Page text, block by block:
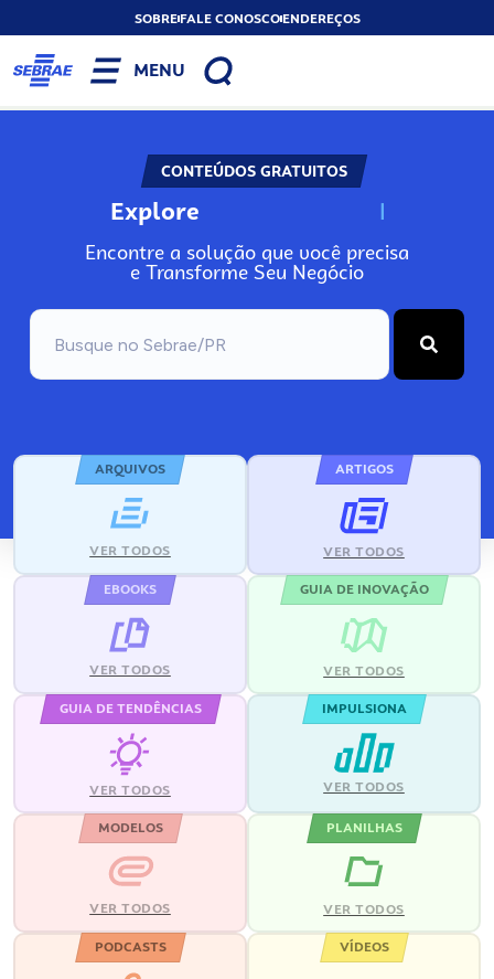
SOBREFALE CONOSCOENDEREÇOS
MENU
CONTEÚDOS GRATUITOS
Explore N
Encontre a solução que você precisa
e Transforme Seu Negócio
ARQUIVOS
VER TODOS
ARTIGOS
VER TODOS
EBOOKS
VER TODOS
GUIA DE INOVAÇÃO
VER TODOS
GUIA DE TENDÊNCIAS
VER TODOS
IMPULSIONA
VER TODOS
MODELOS
VER TODOS
PLANILHAS
VER TODOS
PODCASTS VÍDEOS